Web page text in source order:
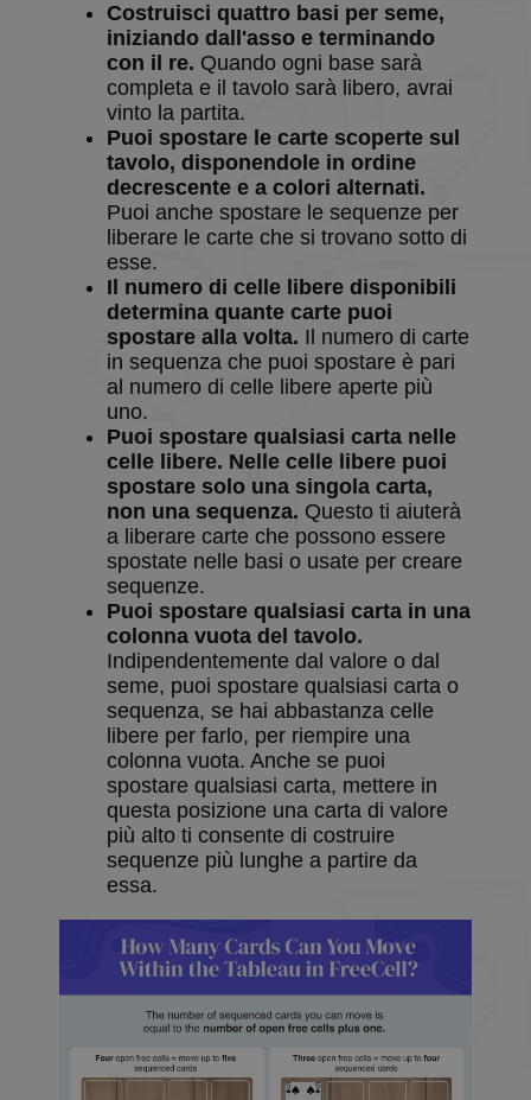
Costruisci quattro basi per seme,
iniziando dall'asso e terminando
con il re. Quando ogni base sarà
completa e il tavolo sarà libero, avrai
vinto la partita.
Puoi spostare le carte scoperte sul
tavolo, disponendole in ordine
decrescente e a colori alternati.
Puoi anche spostare le sequenze per
liberare le carte che si trovano sotto di
esse.
Il numero di celle libere disponibili
determina quante carte puoi
spostare alla volta. Il numero di carte
in sequenza che puoi spostare è pari
al numero di celle libere aperte più
uno.
Puoi spostare qualsiasi carta nelle
celle libere. Nelle celle libere puoi
spostare solo una singola carta,
non una sequenza. Questo ti aiuterà
a liberare carte che possono essere
spostate nelle basi o usate per creare
sequenze.
Puoi spostare qualsiasi carta in una
colonna vuota del tavolo.
Indipendentemente dal valore o dal
seme, puoi spostare qualsiasi carta o
sequenza, se hai abbastanza celle
libere per farlo, per riempire una
colonna vuota. Anche se puoi
spostare qualsiasi carta, mettere in
questa posizione una carta di valore
più alto ti consente di costruire
sequenze più lunghe a partire da
essa.